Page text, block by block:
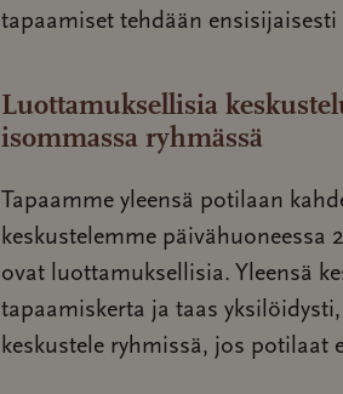
tapaamiset tehdään
Luottamuksellisia
isommassa ryhmässä
Tapaamme yleensä potilaan
keskustelemme päivähuoneessa
ovat luottamuksellisia. Yleensä
tapaamiskerta ja taas
keskustele ryhmissä, jos potilaat